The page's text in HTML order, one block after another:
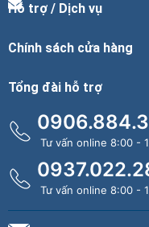
Hỗ trợ / Dịch vụ
Chính sách cửa hàng
Tổng đài hỗ trợ
Tư vấn online 8:00 -
Tư vấn online 8:00 -